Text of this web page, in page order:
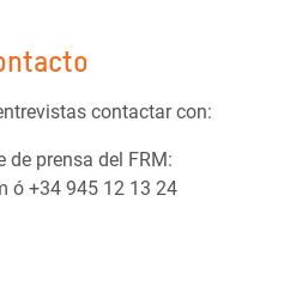
contactar con:
de prensa del FRM:
ó +34 945 12 13 24